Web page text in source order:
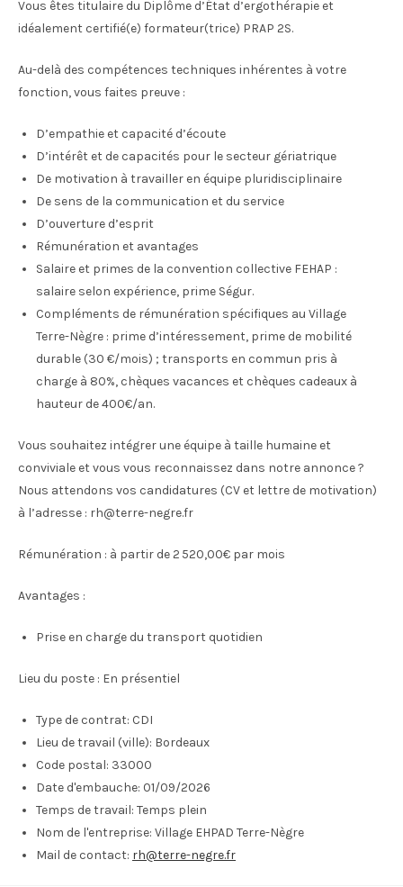
Vous êtes titulaire du Diplôme d’État d’ergothérapie et
idéalement certifié(e) formateur(trice) PRAP 2S.
Au-delà des compétences techniques inhérentes à votre
fonction, vous faites preuve :
D’empathie et capacité d’écoute
D’intérêt et de capacités pour le secteur gériatrique
De motivation à travailler en équipe pluridisciplinaire
De sens de la communication et du service
D’ouverture d’esprit
Rémunération et avantages
Salaire et primes de la convention collective FEHAP :
salaire selon expérience, prime Ségur.
Compléments de rémunération spécifiques au Village
Terre-Nègre : prime d’intéressement, prime de mobilité
durable (30 €/mois) ; transports en commun pris à
charge à 80%, chèques vacances et chèques cadeaux à
hauteur de 400€/an.
Vous souhaitez intégrer une équipe à taille humaine et
conviviale et vous vous reconnaissez dans notre annonce ?
Nous attendons vos candidatures (CV et lettre de motivation)
à l’adresse : rh@terre-negre.fr
Rémunération : à partir de 2 520,00€ par mois
Avantages :
Prise en charge du transport quotidien
Lieu du poste : En présentiel
Type de contrat: CDI
Lieu de travail (ville): Bordeaux
Code postal: 33000
Date d'embauche: 01/09/2026
Temps de travail: Temps plein
Nom de l'entreprise: Village EHPAD Terre-Nègre
Mail de contact: rh@terre-negre.fr